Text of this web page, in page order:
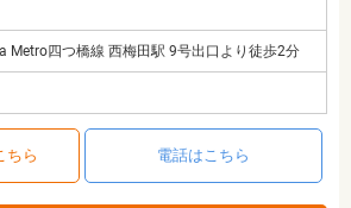
Metro四つ橋線 西梅田駅 9号出口より徒歩2分
ちら 電話はこちら